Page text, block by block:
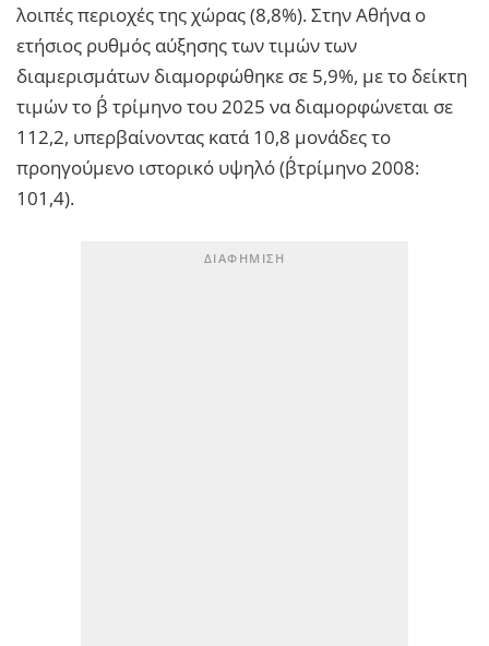
λοιπές περιοχές της χώρας (8,8%). Στην Αθήνα ο
ετήσιος ρυθμός αύξησης των τιμών των
διαμερισμάτων διαμορφώθηκε σε 5,9%, με το δείκτη
τιμών το β΄ τρίμηνο του 2025 να διαμορφώνεται σε
112,2, υπερβαίνοντας κατά 10,8 μονάδες το
προηγούμενο ιστορικό υψηλό (β΄τρίμηνο 2008:
101,4).